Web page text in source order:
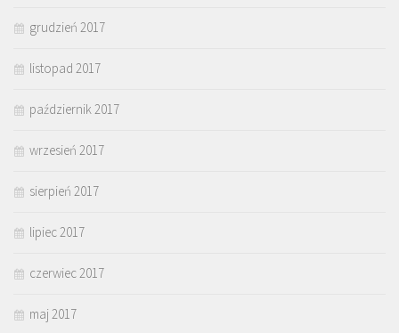
grudzień 2017
listopad 2017
październik 2017
wrzesień 2017
sierpień 2017
lipiec 2017
czerwiec 2017
maj 2017